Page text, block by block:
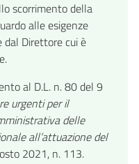
scorrimento della
alle esigenze
dal Direttore cui è
al D.L. n. 80 del 9
urgenti per il
delle
all’attuazione del
2021, n. 113.